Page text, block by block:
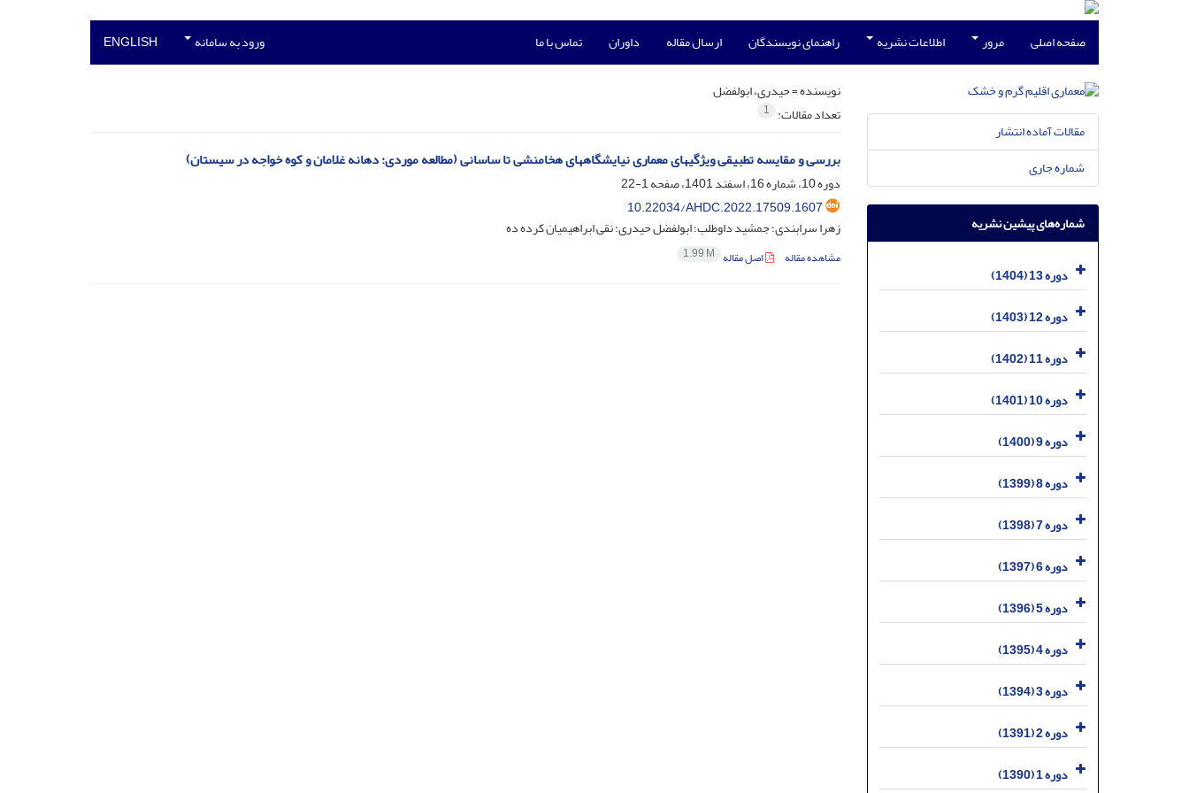
صفحه اصلی مرور اطلاعات نشریه راهنمای نویسندگان ارسال مقاله داوران تماس با ما ورود به سامانه ENGLISH
نویسنده =حیدری، ابولفضل
تعداد مقالات: 1
بررسی و مقایسه تطبیقی ویژگیهای معماری نیایشگاههای هخامنشی تا ساسانی (مطالعه موردی: دهانه غلامان و کوه خواجه در سیستان)
دوره 10، شماره 16، اسفند 1401، صفحه
1-22
10.22034/AHDC.2022.17509.1607
زهرا سرابندی؛ جمشید داوطلب؛ ابولفضل حیدری؛ نقی ابراهیمیان کرده ده
مشاهده مقاله اصل مقاله 1.99 M
مقالات آماده انتشار
شماره جاری
شماره‌های پیشین نشریه
دوره 13 (1404)
دوره 12 (1403)
دوره 11 (1402)
دوره 10 (1401)
دوره 9 (1400)
دوره 8 (1399)
دوره 7 (1398)
دوره 6 (1397)
دوره 5 (1396)
دوره 4 (1395)
دوره 3 (1394)
دوره 2 (1391)
دوره 1 (1390)